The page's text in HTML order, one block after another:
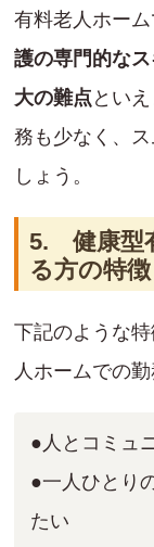
有料老人ホーム
護の専門的な
大の難点 とい
務も少なく、
しょう。
5. 健康型
る方の特徴
下記のような
人ホームでの
●人とコミュ
●一人ひとり
たい